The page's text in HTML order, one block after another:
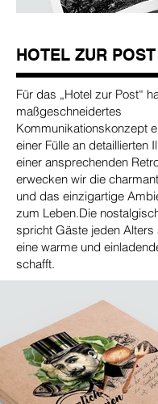
HOTEL ZUR POST
Für das „Hotel zur Post“
maßgeschneidertes
Kommunikationskonzept
einer Fülle an detaillierten
einer ansprechenden
erwecken wir die
und das einzigartige
zum Leben.Die
spricht Gäste jeden Alters
eine warme und
schafft.